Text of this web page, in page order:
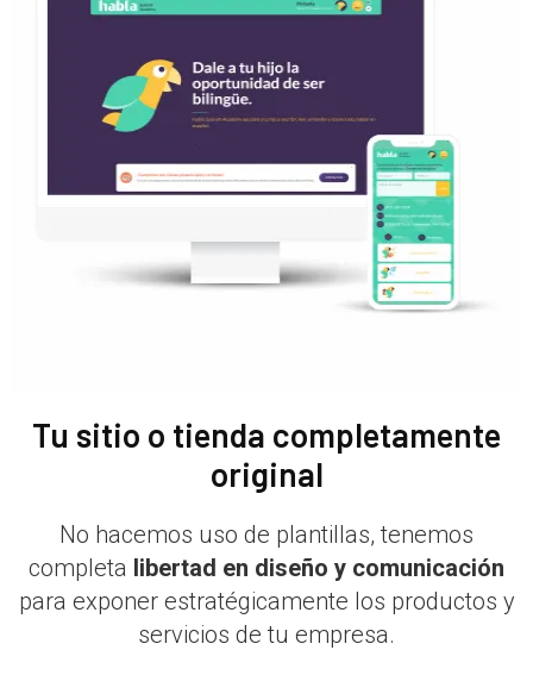
Tu sitio o tienda completamente
original
No hacemos uso de plantillas, tenemos
completa libertad en diseño y comunicación
para exponer estratégicamente los productos y
servicios de tu empresa.